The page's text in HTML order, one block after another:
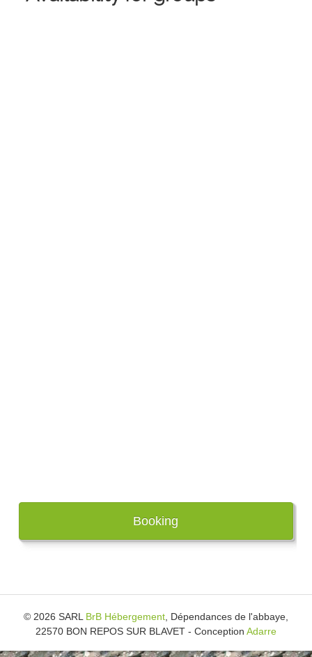
Booking
© 2026 SARL BrB Hébergement , Dépendances de l'abbaye,
22570 BON REPOS SUR BLAVET - Conception Adarre